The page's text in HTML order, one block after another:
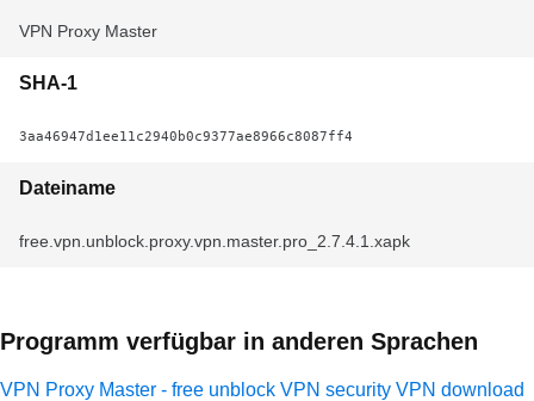
VPN Proxy Master
SHA-1
3aa46947d1ee11c2940b0c9377ae8966c8087ff4
Dateiname
free.vpn.unblock.proxy.vpn.master.pro_2.7.4.1.xapk
Programm verfügbar in anderen Sprachen
VPN Proxy Master - free unblock VPN security VPN download